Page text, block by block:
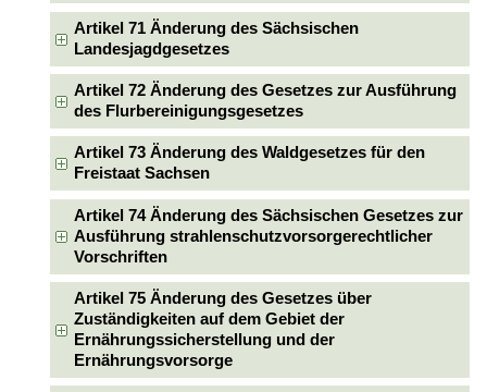
Artikel 71 Änderung des Sächsischen
Landesjagdgesetzes
Artikel 72 Änderung des Gesetzes zur Ausführung
des Flurbereinigungsgesetzes
Artikel 73 Änderung des Waldgesetzes für den
Freistaat Sachsen
Artikel 74 Änderung des Sächsischen Gesetzes zur
Ausführung strahlenschutzvorsorgerechtlicher
Vorschriften
Artikel 75 Änderung des Gesetzes über
Zuständigkeiten auf dem Gebiet der
Ernährungssicherstellung und der
Ernährungsvorsorge